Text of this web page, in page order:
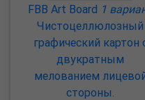
FBB Art Board 1
Чистоцеллюлозный
графический картон
двукратным
мелованием
стороны.